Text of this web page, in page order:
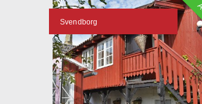
Svendborg